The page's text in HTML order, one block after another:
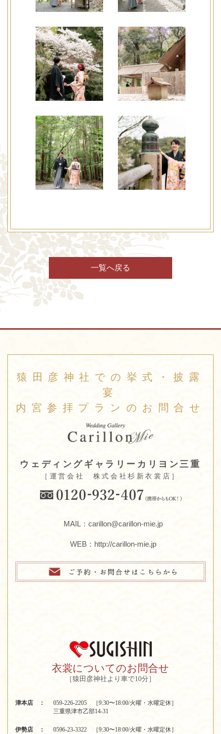
一覧へ戻る
猿田彦神社での挙式・披露
宴
内宮参拝プランのお問合せ
ウェディングギャラリーカリヨン三重
［運営会社 株式会社杉新衣裳店］
MAIL：carillon@carillon-mie.jp
WEB： http://carillon-mie.jp
衣裳についてのお問合せ
［猿田彦神社より車で10分］
津本店 ：
059-226-2205 ［9:30〜18:00/火曜・水曜定休］
三重県津市乙部14-31
伊勢店 ：
0596-23-3322 ［9:30〜18:00/火曜・水曜定休］